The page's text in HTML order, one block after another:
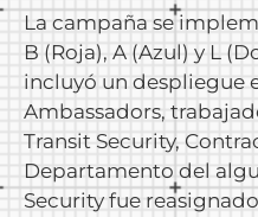
La campaña se
B (Roja), A (Azul) y L
incluyó un despliegue
Ambassadors,
Transit Security,
Departamento del
Security fue